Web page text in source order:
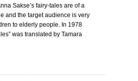
Sakse’s fairy-tales are of a
and the target audience is very
to elderly people. In 1978
was translated by Tamara